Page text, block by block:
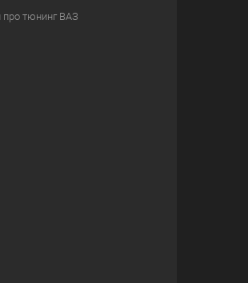
про тюнинг ВАЗ